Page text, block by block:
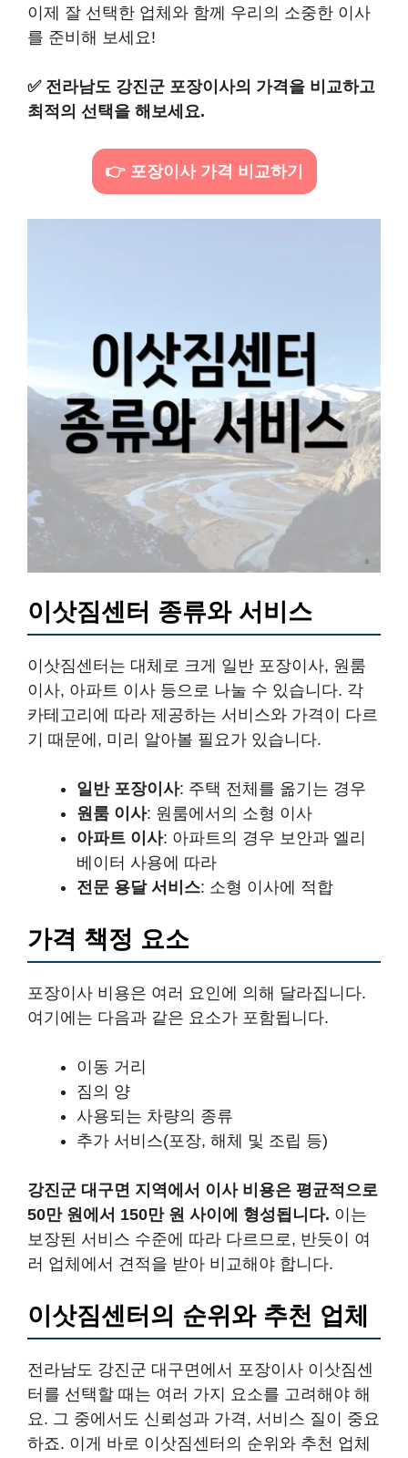
이제 잘 선택한 업체와 함께 우리의 소중한 이사
를 준비해 보세요!
✅ 전라남도 강진군 포장이사의 가격을 비교하고
최적의 선택을 해보세요.
👉 포장이사 가격 비교하기
이삿짐센터 종류와 서비스
이삿짐센터는 대체로 크게 일반 포장이사, 원룸
이사, 아파트 이사 등으로 나눌 수 있습니다. 각
카테고리에 따라 제공하는 서비스와 가격이 다르
기 때문에, 미리 알아볼 필요가 있습니다.
일반 포장이사: 주택 전체를 옮기는 경우
원룸 이사: 원룸에서의 소형 이사
아파트 이사: 아파트의 경우 보안과 엘리
베이터 사용에 따라
전문 용달 서비스: 소형 이사에 적합
가격 책정 요소
포장이사 비용은 여러 요인에 의해 달라집니다.
여기에는 다음과 같은 요소가 포함됩니다.
이동 거리
짐의 양
사용되는 차량의 종류
추가 서비스(포장, 해체 및 조립 등)
강진군 대구면 지역에서 이사 비용은 평균적으로
50만 원에서 150만 원 사이에 형성됩니다. 이는
보장된 서비스 수준에 따라 다르므로, 반듯이 여
러 업체에서 견적을 받아 비교해야 합니다.
이삿짐센터의 순위와 추천 업체
전라남도 강진군 대구면에서 포장이사 이삿짐센
터를 선택할 때는 여러 가지 요소를 고려해야 해
요. 그 중에서도 신뢰성과 가격, 서비스 질이 중요
하죠. 이게 바로 이삿짐센터의 순위와 추천 업체